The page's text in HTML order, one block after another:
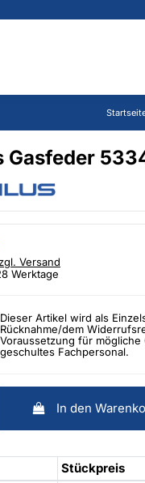
Gasfeder
Versand
Werktage
Dieser Artikel wird als
Rücknahme/dem
Voraussetzung für
geschultes Fachpersonal.
In den
Stückpreis